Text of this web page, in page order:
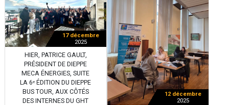
17 décembre
2025
HIER, PATRICE GAULT,
PRÉSIDENT DE DIEPPE
MECA ÉNERGIES, SUITE
LA 6ᵉ ÉDITION DU DIEPPE
BUS TOUR, AUX CÔTÉS
DES INTERNES DU GHT
12 décembre
2025